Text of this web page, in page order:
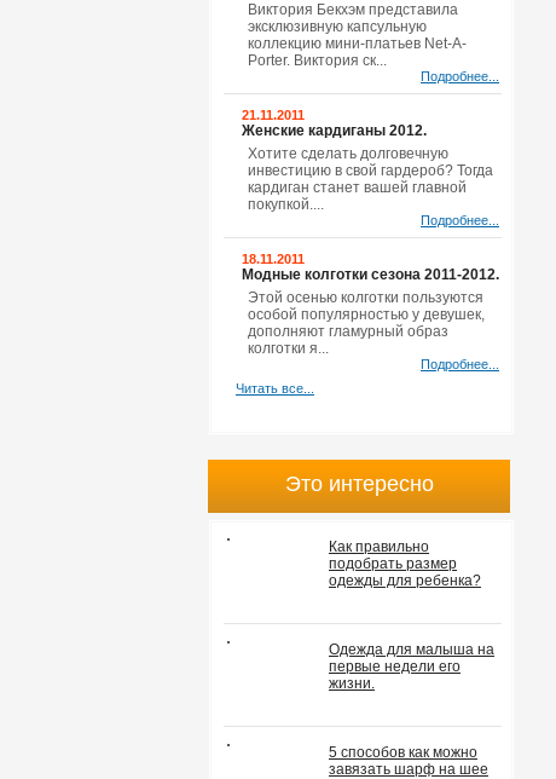
Виктория Бекхэм представила
эксклюзивную капсульную
коллекцию мини-платьев Net-A-
Porter. Виктория ск...
Подробнее...
21.11.2011
Женские кардиганы 2012.
Хотите сделать долговечную
инвестицию в свой гардероб? Тогда
кардиган станет вашей главной
покупкой....
Подробнее...
18.11.2011
Модные колготки сезона 2011-2012.
Этой осенью колготки пользуются
особой популярностью у девушек,
дополняют гламурный образ
колготки я...
Подробнее...
Читать все...
Это интересно
Как правильно
подобрать размер
одежды для ребенка?
Одежда для малыша на
первые недели его
жизни.
5 способов как можно
завязать шарф на шее